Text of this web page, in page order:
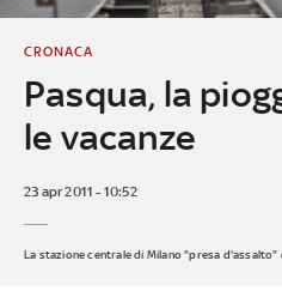
Pasqua, la
le vacanze
CRONACA
23 apr 2011 - 10:52
La stazione centrale di Milano "presa